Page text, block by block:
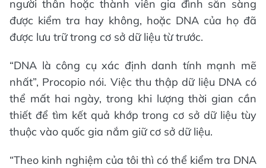
người thân hoặc thành viên gia đình sẵn sàng
được kiểm tra hay không, hoặc DNA của họ đã
được lưu trữ trong cơ sở dữ liệu từ trước.
“DNA là công cụ xác định danh tính mạnh mẽ
nhất”, Procopio nói. Việc thu thập dữ liệu DNA có
thể mất hai ngày, trong khi lượng thời gian cần
thiết để tìm kết quả khớp trong cơ sở dữ liệu tùy
thuộc vào quốc gia nắm giữ cơ sở dữ liệu.
“Theo kinh nghiệm của tôi thì có thể kiểm tra DNA